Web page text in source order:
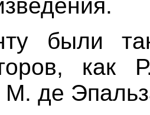
были
де